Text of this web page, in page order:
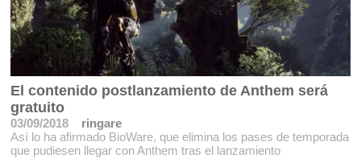
El contenido postlanzamiento de Anthem será
gratuito
03/09/2018
ringare
Así lo ha afirmado BioWare, que elimina los pases de temporada
que pudiesen llegar con Anthem tras el lanzamiento